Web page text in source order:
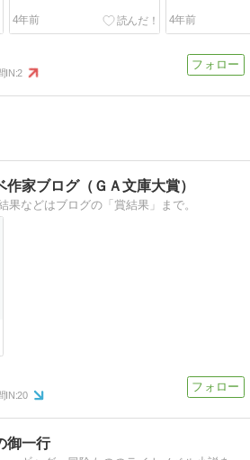
4年前 4年前
IN:2
家ブログ（ＧＡ文庫大賞）
果などはブログの「賞結果」まで。
IN:20
御一行